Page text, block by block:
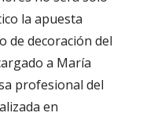
la apuesta
de decoración del
a María
profesional del
en